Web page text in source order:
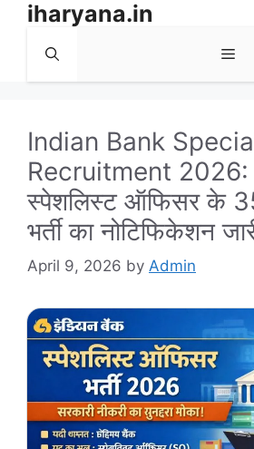
Skip
content
iharyana.in
Indian Bank
Recruitment 2026:
स्पेशलिस्ट ऑफिसर के
भर्ती का नोटिफिकेशन
April 9, 2026 by Admin